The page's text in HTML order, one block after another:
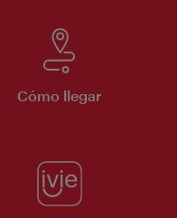
Cómo llegar